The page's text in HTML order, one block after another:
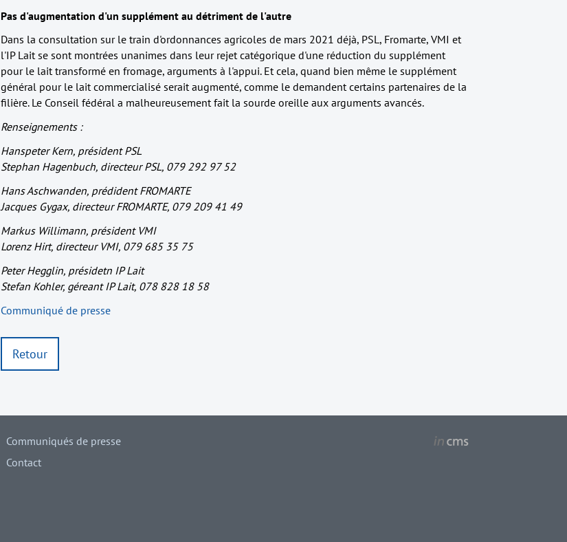
Pas d'augmentation d'un supplément au détriment de l'autre
Dans la consultation sur le train d'ordonnances agricoles de mars 2021 déjà, PSL, Fromarte, VMI et
l'IP Lait se sont montrées unanimes dans leur rejet catégorique d'une réduction du supplément
pour le lait transformé en fromage, arguments à l'appui. Et cela, quand bien même le supplément
général pour le lait commercialisé serait augmenté, comme le demandent certains partenaires de la
filière. Le Conseil fédéral a malheureusement fait la sourde oreille aux arguments avancés.
Renseignements :
Hanspeter Kern, président PSL
Stephan Hagenbuch, directeur PSL, 079 292 97 52
Hans Aschwanden, prédident FROMARTE
Jacques Gygax, directeur FROMARTE, 079 209 41 49
Markus Willimann, président VMI
Lorenz Hirt, directeur VMI, 079 685 35 75
Peter Hegglin, présidetn IP Lait
Stefan Kohler, géreant IP Lait, 078 828 18 58
Communiqué de presse
Retour
Communiqués de presse
Contact